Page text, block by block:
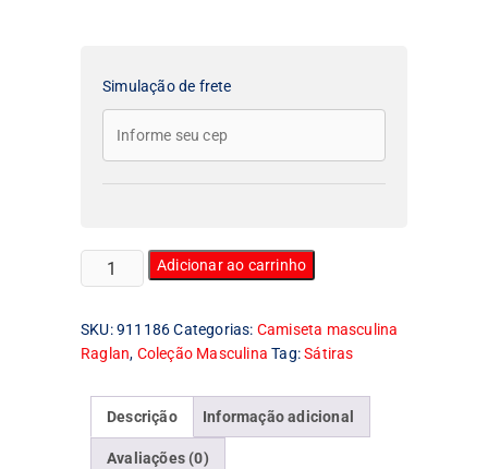
Simulação de frete
Camiseta
Masculina
Ranco
Is
quantidade
Adicionar ao carrinho
SKU:911186 Categorias: Camiseta masculina
Raglan, Coleção Masculina Tag:Sátiras
Descrição Informação adicional
Avaliações (0)